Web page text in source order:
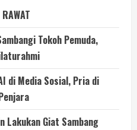
Tokoh Pemuda,
di Media Sosial, Pria di
Lakukan Giat Sambang